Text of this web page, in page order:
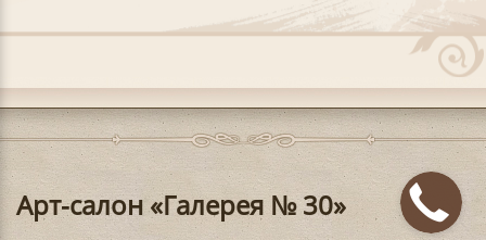
Арт-салон «Галерея № 30»